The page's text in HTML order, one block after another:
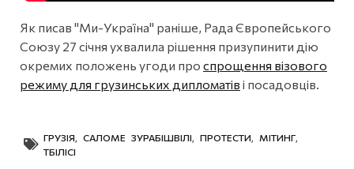
Як писав "Ми-Україна" раніше, Рада Європейського
Союзу 27 січня ухвалила рішення призупинити дію
окремих положень угоди про спрощення візового
режиму для грузинських дипломатів і посадовців.
ГРУЗІЯ САЛОМЕ ЗУРАБІШВІЛІ ПРОТЕСТИ МІТИНГ
ТБІЛІСІ